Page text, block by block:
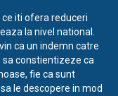
ce iti ofera reduceri
la nivel national.
ca un indemn catre
constientizeze ca
fie ca sunt
le descopere in mod